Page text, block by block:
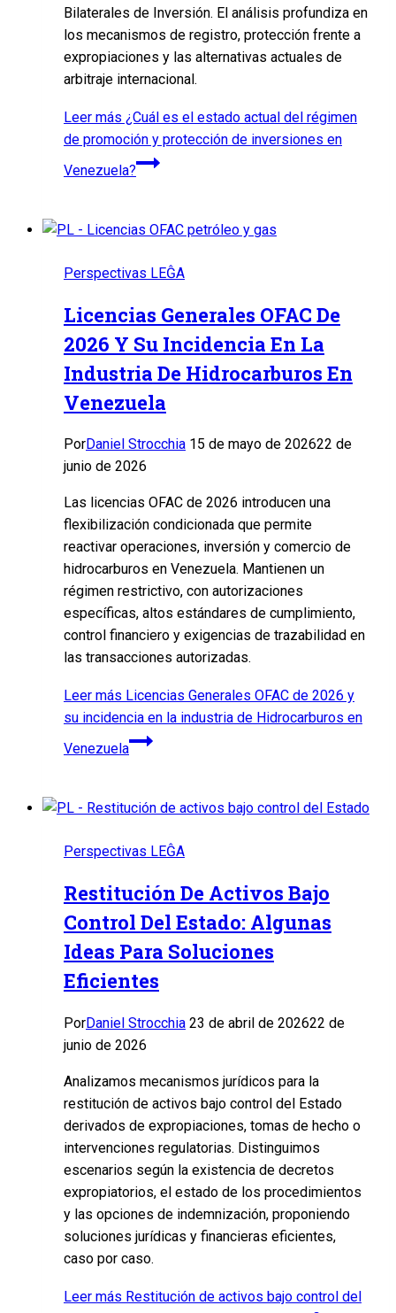
Bilaterales de Inversión. El análisis profundiza en
los mecanismos de registro, protección frente a
expropiaciones y las alternativas actuales de
arbitraje internacional.
Leer más ¿Cuál es el estado actual del régimen
de promoción y protección de inversiones en
Venezuela?
Perspectivas LEĜA
Licencias Generales OFAC De
2026 Y Su Incidencia En La
Industria De Hidrocarburos En
Venezuela
PorDaniel Strocchia 15 de mayo de 202622 de
junio de 2026
Las licencias OFAC de 2026 introducen una
flexibilización condicionada que permite
reactivar operaciones, inversión y comercio de
hidrocarburos en Venezuela. Mantienen un
régimen restrictivo, con autorizaciones
específicas, altos estándares de cumplimiento,
control financiero y exigencias de trazabilidad en
las transacciones autorizadas.
Leer más Licencias Generales OFAC de 2026 y
su incidencia en la industria de Hidrocarburos en
Venezuela
Perspectivas LEĜA
Restitución De Activos Bajo
Control Del Estado: Algunas
Ideas Para Soluciones
Eficientes
PorDaniel Strocchia 23 de abril de 202622 de
junio de 2026
Analizamos mecanismos jurídicos para la
restitución de activos bajo control del Estado
derivados de expropiaciones, tomas de hecho o
intervenciones regulatorias. Distinguimos
escenarios según la existencia de decretos
expropiatorios, el estado de los procedimientos
y las opciones de indemnización, proponiendo
soluciones jurídicas y financieras eficientes,
caso por caso.
Leer más Restitución de activos bajo control del